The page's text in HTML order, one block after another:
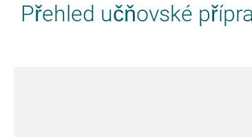
Přehled učňovské